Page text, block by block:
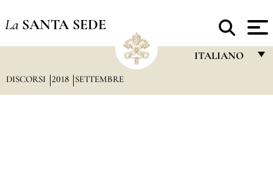
La SANTA SEDE
ITALIANO
DISCORSI 2018 SETTEMBRE